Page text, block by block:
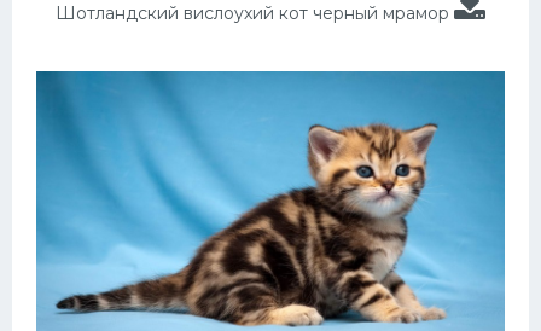
Шотландский вислоухий кот черный мрамор